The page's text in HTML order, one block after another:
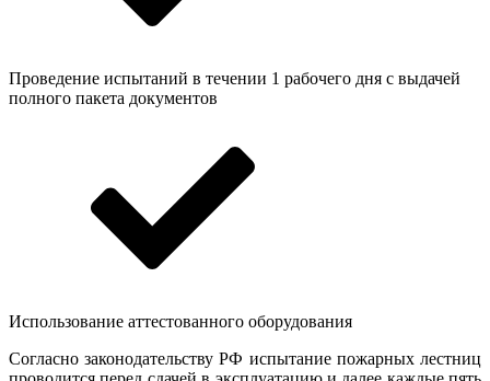
Проведение испытаний в течении 1 рабочего дня с выдачей
полного пакета документов
Использование аттестованного оборудования
Согласно законодательству РФ испытание пожарных лестниц